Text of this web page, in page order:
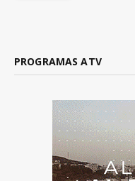
PROGRAMAS ATV